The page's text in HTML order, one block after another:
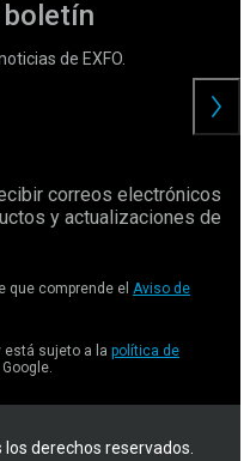
de EXFO.
correos electrónicos
y actualizaciones de
que comprende el Aviso de
está sujeto a la política de
derechos reservados.